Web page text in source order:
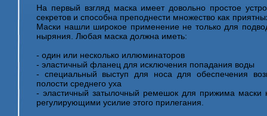
На первый взгляд маска имеет довольно простое
секретов и способна преподнести множество как
Маски нашли широкое применение не только для
ныряния. Любая маска должна иметь:
- один или несколько иллюминаторов
- эластичный фланец для исключения попадания воды
- специальный выступ для носа для обеспечения
полости среднего уха
- эластичный затылочный ремешок для прижима маски
регулирующими усилие этого прилегания.